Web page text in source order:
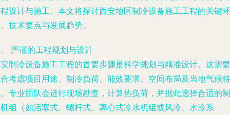
设计与施工。本文将探讨西安地区制冷设备施工工程的关键环
技术要点与发展趋势。
严谨的工程规划与设计
制冷设备施工工程的首要步骤是科学规划与精准设计。这需要
考虑项目用途、制冷负荷、能效要求、空间布局及当地气候特
专业团队会进行现场勘查，计算热负荷，并据此选择合适的制
组（如活塞式、螺杆式、离心式冷水机组或风冷、水冷系